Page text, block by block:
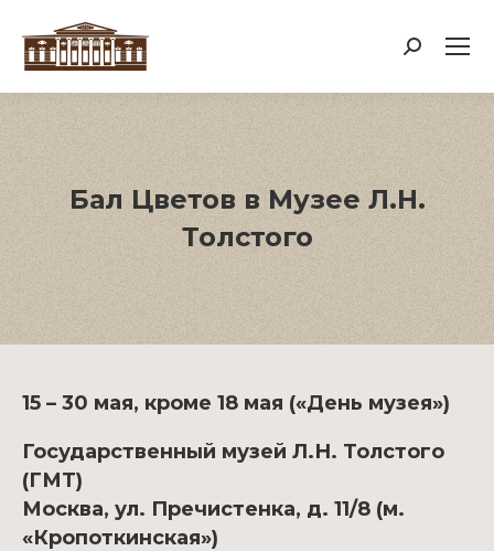
Поиск:
Бал Цветов в Музее Л.Н.
Толстого
15 – 30 мая, кроме 18 мая («День музея»)
Государственный музей Л.Н. Толстого
(ГМТ)
Москва, ул. Пречистенка, д. 11/8 (м.
«Кропоткинская»)